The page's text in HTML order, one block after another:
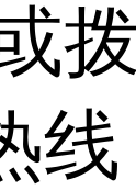
线